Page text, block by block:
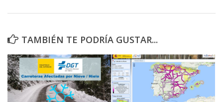
TAMBIÉN TE PODRÍA GUSTAR...